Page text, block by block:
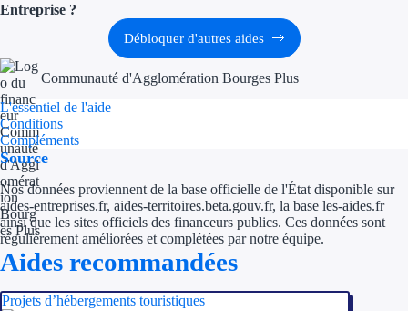
Entreprise ?
Débloquer d'autres aides
Communauté d'Agglomération Bourges Plus
L'essentiel de l'aide
Conditions
Compléments
Source
Nos données proviennent de la base officielle de l'État disponible sur
aides-entreprises.fr, aides-territoires.beta.gouv.fr, la base les-aides.fr
ainsi que les sites officiels des financeurs publics. Ces données sont
régulièrement améliorées et complétées par notre équipe.
Aides recommandées
Projets d’hébergements touristiques